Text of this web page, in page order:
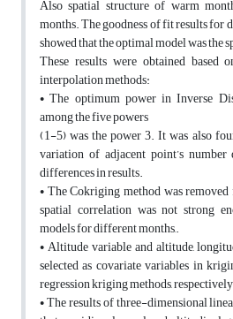
Also spatial structure of warm
months. The goodness of fit results
showed that the optimal model was the
These results were obtained
interpolation methods:
• The optimum power in Inverse
among the five powers
(1-5) was the power 3. It was also
variation of adjacent point’s
differences in results.
• The Cokriging method was
spatial correlation was not strong
models for different months,.
• Altitude variable and altitude,
selected as covariate variables in
regression kriging methods,
• The results of three-dimensional